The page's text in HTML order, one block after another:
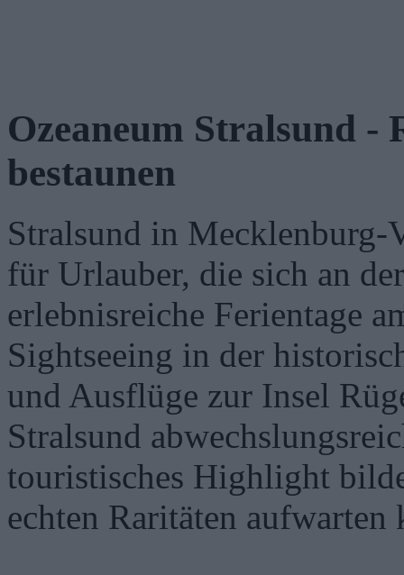
Ozeaneum Stralsund -
bestaunen
Stralsund in Mecklenburg-
für Urlauber, die sich an
erlebnisreiche Ferientage
Sightseeing in der
und Ausflüge zur Insel
Stralsund
touristisches Highlight
echten Raritäten aufwarten